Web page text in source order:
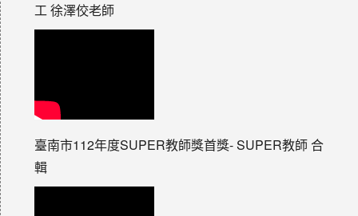
工 徐澤佼老師
臺南市112年度SUPER教師獎首獎- SUPER教師 合
輯